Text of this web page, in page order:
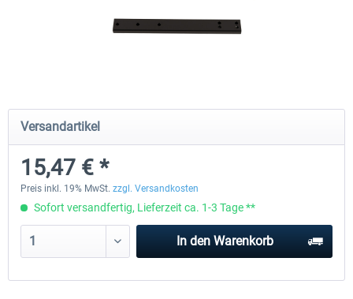
Wheel Stand Pro - Farm Truck
196,35 € *
Versandartikel
15,47 € *
Preis inkl. 19% MwSt. zzgl. Versandkosten
Sofort versandfertig, Lieferzeit ca. 1-3 Tage **
In den Warenkorb